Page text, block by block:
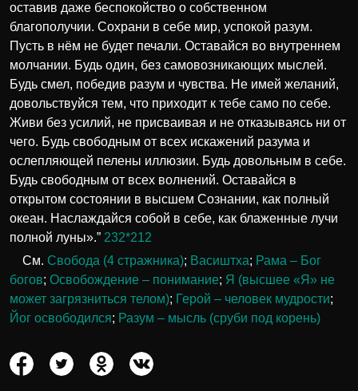
оставив даже беспокойство о собственном
благополучии. Сохрани в себе мир, успокой разум.
Пусть в нём не будет печали. Оставайся во внутреннем
молчании. Будь один, без самовозникающих мыслей.
Будь смел, победив разум и чувства. Не имей желаний,
довольствуйся тем, что приходит к тебе само по себе.
Живи без усилий, не присваивая и не отказываясь ни от
чего. Будь свободным от всех искажений разума и
ослепляющей пелены иллюзии. Будь довольным в себе.
Будь свободным от всех волнений. Оставайся в
открытом состоянии в высшем Сознании, как полный
океан. Наслаждайся собой в себе, как блаженные лучи
полной луны».” 232*212
См. Свобода (4 стражника); Васиштха; Рама – Бог
богов; Освобождение – понимание; Я (высшее «Я» не
может загрязниться телом); Герой – человек мудрости;
Йог освободился; Разум – мысль (сруби под корень)